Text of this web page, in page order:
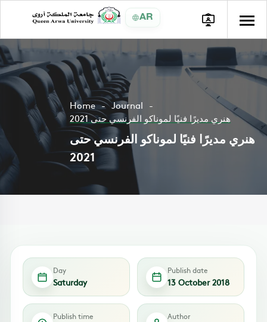
AR
Home
Journal
هنري مديرًا فنيًا لموناكو الفرنسي حتى 2021
هنري مديرًا فنيًا لموناكو الفرنسي حتى
2021
Day
Saturday
Publish date
13 October 2018
Publish time Author